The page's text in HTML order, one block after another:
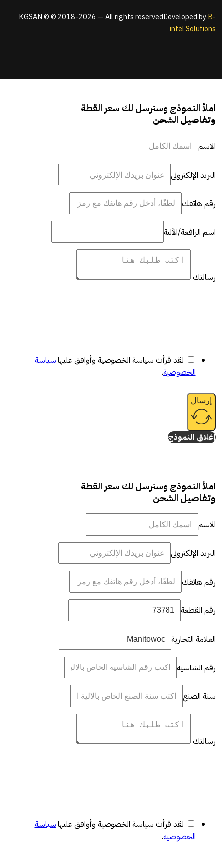
KGSAN © © 2018-2026 — All rights reservedDeveloped byB-
intel Solutions
املأ النموذج وسنرسل لك سعر القطة
وتفاصيل الشحن
الاسم
البريد الإلكتروني
رقم هاتفك
اسم الرافعة/الآلية
رسالتك
لقد قرأت سياسة الخصوصية وأوافق عليها سياسة
الخصوصية.
إرسال
إغلاق النموذج
املأ النموذج وسنرسل لك سعر القطة
وتفاصيل الشحن
الاسم
البريد الإلكتروني
رقم هاتفك
رقم القطعة
العلامة التجارية
رقم الشاسيه
سنة الصنع
رسالتك
لقد قرأت سياسة الخصوصية وأوافق عليها سياسة
الخصوصية.